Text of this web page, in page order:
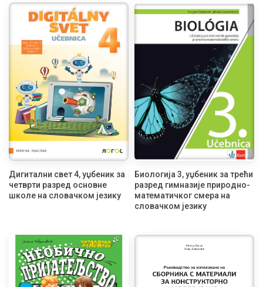
Дигитални свет 4, уџбеник за
четврти разред основне
школе на словачком језику
Биологија 3, уџбеник за трећи
разред гимназије природно-
математичког смера на
словачком језику